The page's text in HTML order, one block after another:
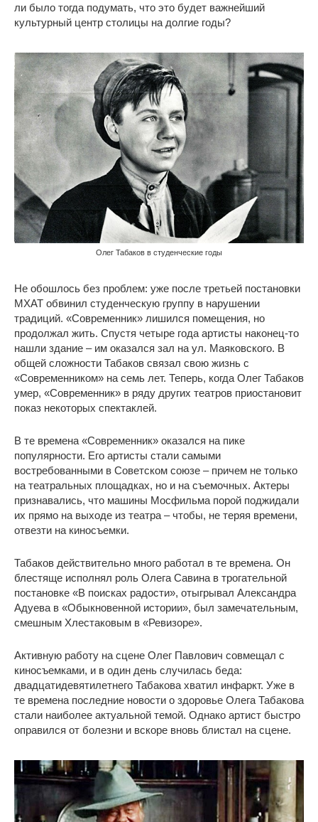
ли было тогда подумать, что это будет важнейший
культурный центр столицы на долгие годы?
Олег Табаков в студенческие годы
Не обошлось без проблем: уже после третьей постановки
МХАТ обвинил студенческую группу в нарушении
традиций. «Современник» лишился помещения, но
продолжал жить. Спустя четыре года артисты наконец-то
нашли здание – им оказался зал на ул. Маяковского. В
общей сложности Табаков связал свою жизнь с
«Современником» на семь лет. Теперь, когда Олег Табаков
умер, «Современник» в ряду других театров приостановит
показ некоторых спектаклей.
В те времена «Современник» оказался на пике
популярности. Его артисты стали самыми
востребованными в Советском союзе – причем не только
на театральных площадках, но и на съемочных. Актеры
признавались, что машины Мосфильма порой поджидали
их прямо на выходе из театра – чтобы, не теряя времени,
отвезти на киносъемки.
Табаков действительно много работал в те времена. Он
блестяще исполнял роль Олега Савина в трогательной
постановке «В поисках радости», отыгрывал Александра
Адуева в «Обыкновенной истории», был замечательным,
смешным Хлестаковым в «Ревизоре».
Активную работу на сцене Олег Павлович совмещал с
киносъемками, и в один день случилась беда:
двадцатидевятилетнего Табакова хватил инфаркт. Уже в
те времена последние новости о здоровье Олега Табакова
стали наиболее актуальной темой. Однако артист быстро
оправился от болезни и вскоре вновь блистал на сцене.